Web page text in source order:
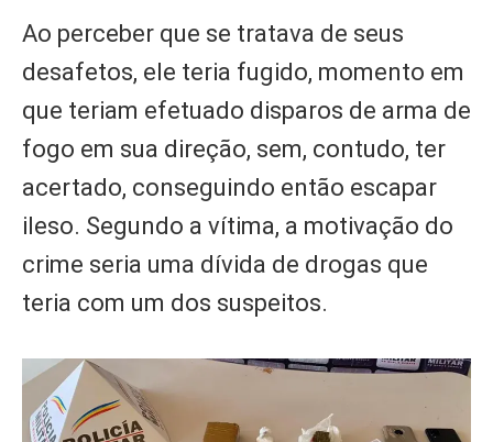
Ao perceber que se tratava de seus
desafetos, ele teria fugido, momento em
que teriam efetuado disparos de arma de
fogo em sua direção, sem, contudo, ter
acertado, conseguindo então escapar
ileso. Segundo a vítima, a motivação do
crime seria uma dívida de drogas que
teria com um dos suspeitos.